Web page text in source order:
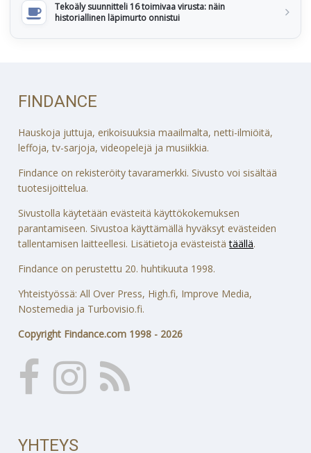
Tekoäly suunnitteli 16 toimivaa virusta: näin
historiallinen läpimurto onnistui
FINDANCE
Hauskoja juttuja, erikoisuuksia maailmalta, netti-ilmiöitä,
leffoja, tv-sarjoja, videopelejä ja musiikkia.
Findance on rekisteröity tavaramerkki. Sivusto voi sisältää
tuotesijoittelua.
Sivustolla käytetään evästeitä käyttökokemuksen
parantamiseen. Sivustoa käyttämällä hyväksyt evästeiden
tallentamisen laitteellesi. Lisätietoja evästeistätäällä.
Findance on perustettu 20. huhtikuuta 1998.
Yhteistyössä: All Over Press, High.fi, Improve Media,
Nostemedia ja Turbovisio.fi.
Copyright Findance.com 1998 - 2026
YHTEYS